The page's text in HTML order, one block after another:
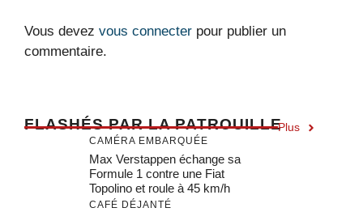
Vous devez vous connecter pour publier un
commentaire.
FLASHÉS PAR LA PATROUILLEPlus
CAMÉRA EMBARQUÉE
Max Verstappen échange sa
Formule 1 contre une Fiat
Topolino et roule à 45 km/h
CAFÉ DÉJANTÉ